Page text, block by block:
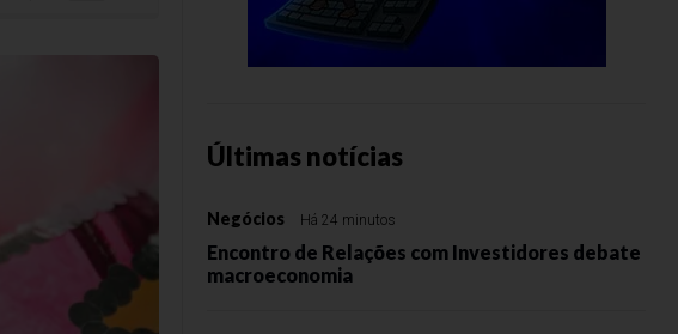
Últimas notícias
Negócios Há 24 minutos
Encontro de Relações com Investidores debate
macroeconomia